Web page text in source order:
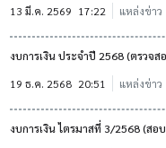
13 มี.ค. 2569 17:22 แหล่งข่าว
งบการเงิน ประจำปี 2568 (ตรวจส
19 ธ.ค. 2568 20:51 แหล่งข่าว
งบการเงิน ไตรมาสที่ 3/2568 (สอ